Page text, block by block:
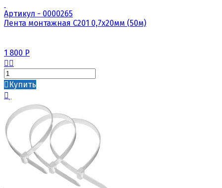
Артикул - 0000265
Лента монтажная С201 0,7х20мм (50м)
1 800 Р
Купить